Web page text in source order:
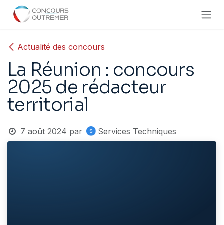
Se rendre au contenu
Actualité des concours
La Réunion : concours
2025 de rédacteur
territorial
7 août 2024 par Services Techniques